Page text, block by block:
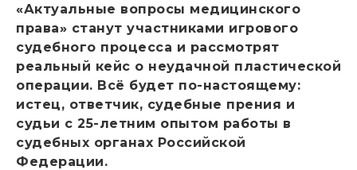
«Актуальные вопросы медицинского
права» станут участниками игрового
судебного процесса и рассмотрят
реальный кейс о неудачной пластической
операции. Всё будет по-настоящему:
истец, ответчик, судебные прения и
судьи с 25-летним опытом работы в
судебных органах Российской
Федерации.